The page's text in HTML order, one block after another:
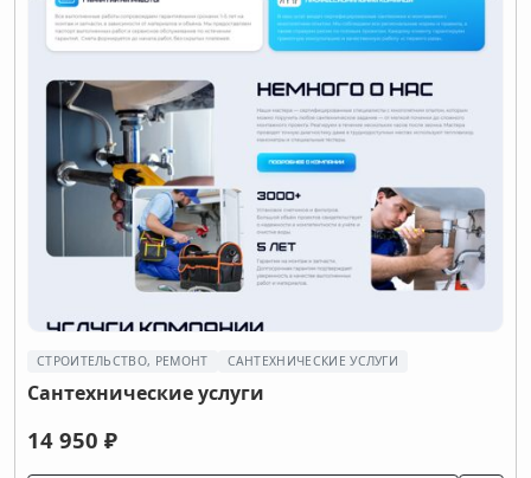
СТРОИТЕЛЬСТВО, РЕМОНТ САНТЕХНИЧЕСКИЕ УСЛУГИ
Сантехнические услуги
14 950 ₽